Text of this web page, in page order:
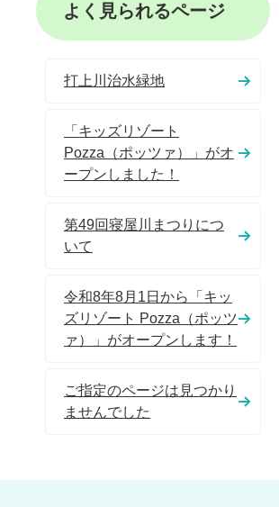
よく見られるページ
打上川治水緑地
「キッズリゾート
Pozza（ポッツァ）」がオ
ープンしました！
第49回寝屋川まつりにつ
いて
令和8年8月1日から「キッ
ズリゾート Pozza（ポッツ
ァ）」がオープンします！
ご指定のページは見つかり
ませんでした